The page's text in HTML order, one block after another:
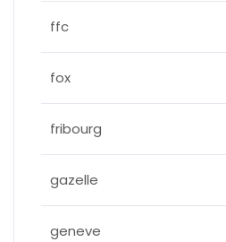
ffc
fox
fribourg
gazelle
geneve